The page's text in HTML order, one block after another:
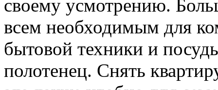
своему усмотрению.
всем необходимым для
бытовой техники и
полотенец. Снять